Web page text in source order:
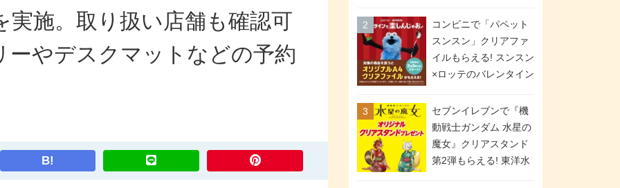
実施。取り扱い店舗も確認可
ーやデスクマットなどの予約
B!
などが「揚げ物スーパ
ーセール」でお得に! 各
日16:00 ～ 20:00の4時
間限定で実施。ななチ
メリカンドッグが税抜
き69円!
コンビニで「パペット
スンスン」クリアファ
イルもらえる! スンスン
×ロッテのバレンタイン
スタート。セブン、フ
ァミマ、ローソンの3社
で異なるデザイン＆対
象商品
セブンイレブンで『機
動戦士ガンダム 水星の
魔女』クリアスタンド
第2弾もらえる! 東洋水